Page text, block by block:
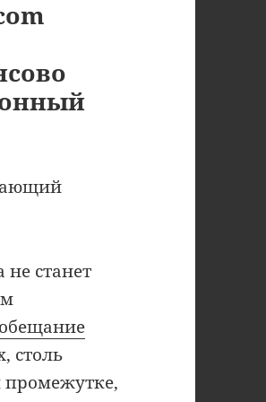
не станет
обещание
столь
промежутке,